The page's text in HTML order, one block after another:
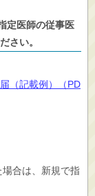
定医師の従事医
さい。
（記載例）（PD
合は、新規で指